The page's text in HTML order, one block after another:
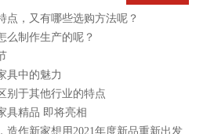
点，又有哪些选购方法呢？
么制作生产的呢？
具中的魅力
别于其他行业的特点
具精品 即将亮相
造作新家想用2021年度新品重新出发